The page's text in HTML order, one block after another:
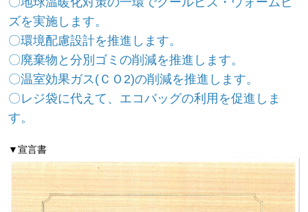
ズを実施します。
〇環境配慮設計を推進します。
〇廃棄物と分別ゴミの削減を推進します。
〇温室効果ガス(ＣＯ2)の削減を推進します。
〇レジ袋に代えて、エコバッグの利用を促進しま
す。
▼宣言書